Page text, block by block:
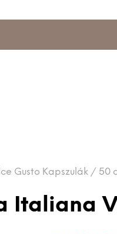
Gusto Kapszulák / 50
Italiana